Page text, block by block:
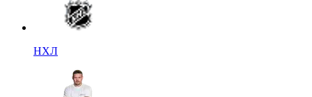
НХЛ